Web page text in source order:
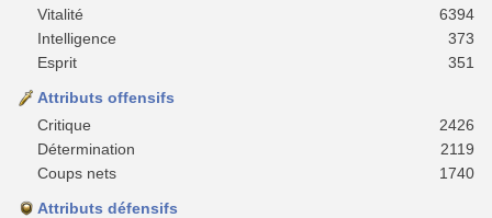
Vitalité
6394
Intelligence
373
Esprit
351
Attributs offensifs
Critique
2426
Détermination
2119
Coups nets
1740
Attributs défensifs